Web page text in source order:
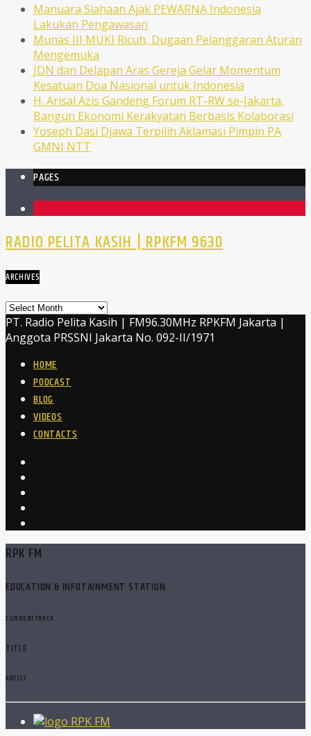
Manuara Siahaan Ajak PEWARNA Indonesia
Lakukan Pengawasan
Munas III MUKI Ricuh, Dugaan Pelanggaran Aturan
Mengemuka
JDN dan Delapan Aras Gereja Gelar Momentum
Kesatuan Doa Nasional untuk Indonesia
H. Arisal Azis Gandeng Forum RT-RW se-Jakarta,
Bangun Ekonomi Kerakyatan Berbasis Kolaborasi
Yoseph Dasi Djawa Terpilih Aklamasi Pimpin PA
GMNI NTT
PAGES
RADIO PELITA KASIH | RPKFM 9630
ARCHIVES
Archives
PT. Radio Pelita Kasih | FM96.30MHz RPKFM Jakarta |
Anggota PRSSNI Jakarta No. 092-II/1971
HOME
PODCAST
BLOG
VIDEOS
CONTACTS
RPK FM
EDUCATION & INFOTAINMENT STATION
CURRENT TRACK
TITLE
ARTIST
RPK FM